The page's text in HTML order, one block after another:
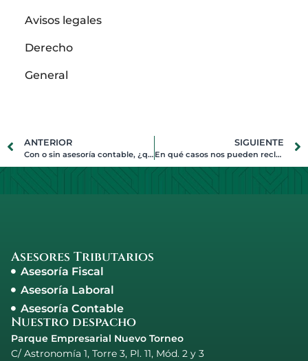
Avisos legales
Derecho
General
ANTERIOR
Con o sin asesoría contable, ¿qué debe cumplir tu empresa?
SIGUIENTE
En qué casos nos pueden reclamar responsabilidad civil
Asesores Tributarios
Asesoría Fiscal
Asesoría Laboral
Asesoría Contable
Nuestro despacho
Parque Empresarial Nuevo Torneo
C/ Astronomía 1, Torre 3, Pl. 11, Mód. 2 y 3